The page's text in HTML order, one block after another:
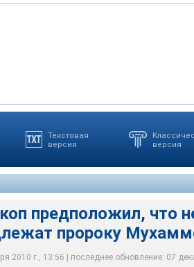
Текстовая
версия
версия
предположил, что
пророку
2010 г., 13:56 | последнее обновление: 07
что не все аяты Корана